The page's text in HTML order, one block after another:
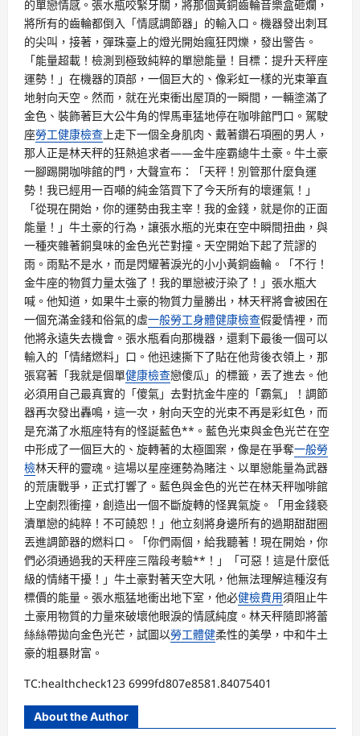
的單戀情感。張水瓶咬緊牙關，將那個黃銅齒輪音樂盒砸爛，
將所有的齒輪都倒入「情感調節器」的輸入口。機器發出刺耳
的尖叫，接著，彈珠臺上的燈光開始瘋狂閃爍，發出警告。
「能量超載！檢測到極致純粹的單戀能量！目標：提升天秤座
運勢！」在機器的頂部，一個巨大的、像彩虹一樣的光束筆直
地射向天空。然而，就在光束衝出屋頂的一瞬間，一輛塗滿了
金色、裝飾著巨大公牛角的悍馬車猛地停在咖啡館門口。駕駛
座勞工健康檢查 上走下一個全身肌肉、戴著鑽石項圈的男人，
那人正是林天秤的狂熱追求者——金牛座霸總牛土豪。牛土豪
一腳踢開咖啡館的門，大聲宣布：「天秤！別管那什麼負運
勢！我已經用一百噸的純金箔買下了今天所有的壞運氣！」
「從現在開始，你的運勢由我主宰！我的金錢，就是你的正面
能量！」牛土豪的行為，讓張水瓶的光束在空中瞬間扭曲，與
一種夾雜著銅臭味的金色光芒對撞。天空開始下起了荒謬的
雨。雨點不是水，而是閃耀著淚光的小小黃銅齒輪。「不行！
金牛座的物質力量太強了！我的單戀被汙染了！」張水瓶大
喊。他知道，如果牛土豪的物質力量勝出，林天秤將會被困在
一個充滿金錢和俗氣的虛一般勞工身體健康檢查假愛情裡，而
他將永遠失去機會。張水瓶看向那機器，還剩下最後一個可以
輸入的「情緒燃料」口。他迅速撕下了貼在他背後衣領上，那
張寫著「我就是個單健康檢查戀傻瓜」的標籤，丟了進去。他
必須用自己最真實的「傻氣」去對抗金牛座的「霸氣」！調節
器再次發出轟鳴，這一次，射向天空的光束不再是彩虹色，而
是充滿了水瓶座特有的怪誕藍色**。藍色光束與金色光芒在空
中形成了一個巨大的、旋轉著的太極圖案，像是在爭奪一般勞
檢林天秤的靈魂。這場以星座運勢為賭注、以單戀能量為武器
的荒唐戰爭，正式打響了。藍色與金色的光芒在林天秤咖啡館
上空劇烈衝撞，創造出一個不斷旋轉的怪異氣旋。「用金錢褻
瀆單戀的純粹！不可饒恕！」他立刻將身邊所有的過期甜甜圈
丟進調節器的燃料口。「你們兩個，給我聽著！現在開始，你
們必須通過我的天秤座三階段考驗**！」「可惡！這是什麼低
級的情緒干擾！」牛土豪對著天空大吼，他無法理解這種沒有
標價的能量。張水瓶猛地衝出地下室，他必健檢費用須阻止牛
土豪用物質的力量來破壞他眼淚的情感純度。林天秤隨即將蕾
絲絲帶拋向金色光芒，試圖以勞工體健柔性的美學，中和牛土
豪的粗暴財富。
TC:healthcheck123 6999fd807e8581.84075401
About the Author